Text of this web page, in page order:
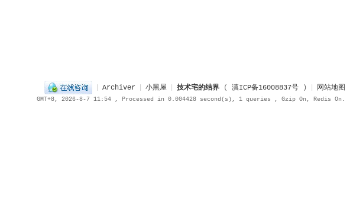
Archiver 小黑屋 技术宅的结界( 滇ICP备16008837号) 网站地图
GMT+8, 2026-8-7 11:54, Processed in 0.004428 second(s), 1 queries , Gzip On, Redis On.